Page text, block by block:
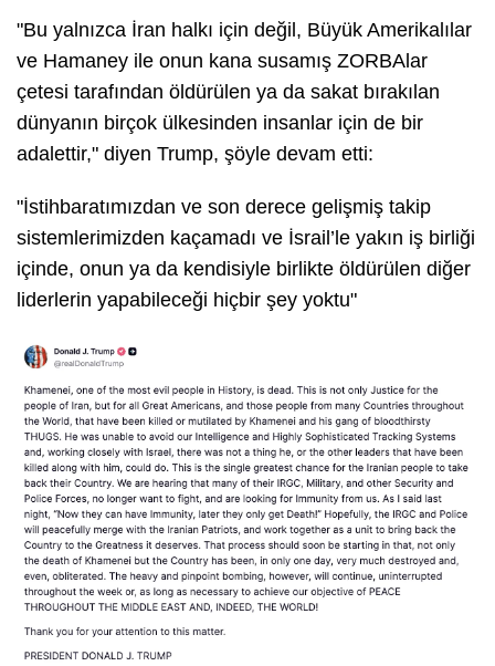
"Bu yalnızca İran halkı için değil, Büyük Amerikalılar
ve Hamaney ile onun kana susamış ZORBAlar
çetesi tarafından öldürülen ya da sakat bırakılan
dünyanın birçok ülkesinden insanlar için de bir
adalettir," diyen Trump, şöyle devam etti:
"İstihbaratımızdan ve son derece gelişmiş takip
sistemlerimizden kaçamadı ve İsrail’le yakın iş birliği
içinde, onun ya da kendisiyle birlikte öldürülen diğer
liderlerin yapabileceği hiçbir şey yoktu"